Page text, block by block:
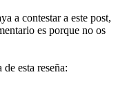
a contestar a este post,
es porque no os
esta reseña: